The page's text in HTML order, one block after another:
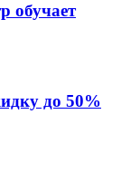
обучает
до 50%